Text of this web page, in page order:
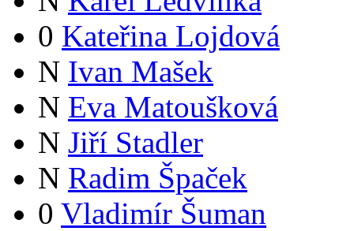
0 Kateřina Lojdová
N Ivan Mašek
N Eva Matoušková
N Jiří Stadler
N Radim Špaček
0 Vladimír Šuman